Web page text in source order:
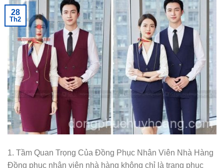
28
Th2
1. Tầm Quan Trọng Của Đồng Phục Nhân Viên Nhà Hàng
Đồng phục nhân viên nhà hàng không chỉ là trang phục